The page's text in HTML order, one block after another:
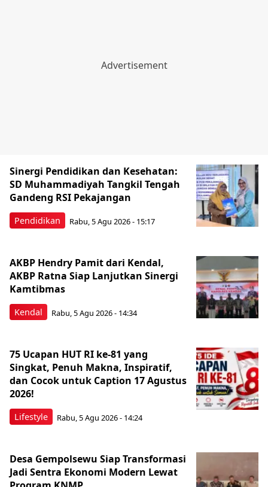
Pendidikan
Sinergi Pendidikan dan Kesehatan:
SD Muhammadiyah Tangkil Tengah
Gandeng RSI Pekajangan
Rabu, 5 Agu 2026 - 15:17
Kendal
AKBP Hendry Pamit dari Kendal,
AKBP Ratna Siap Lanjutkan Sinergi
Kamtibmas
Rabu, 5 Agu 2026 - 14:34
Lifestyle
75 Ucapan HUT RI ke-81 yang
Singkat, Penuh Makna, Inspiratif,
dan Cocok untuk Caption 17 Agustus
2026!
Rabu, 5 Agu 2026 - 14:24
Desa Gempolsewu Siap Transformasi
Jadi Sentra Ekonomi Modern Lewat